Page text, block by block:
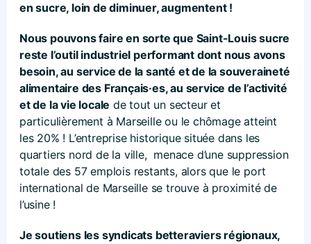
en sucre, loin de diminuer, augmentent !
Nous pouvons faire en sorte que Saint-Louis sucre
reste l’outil industriel performant dont nous avons
besoin, au service de la santé et de la souveraineté
alimentaire des Français·es, au service de l’activité
et de la vie locale de tout un secteur et
particulièrement à Marseille ou le chômage atteint
les 20% ! L’entreprise historique située dans les
quartiers nord de la ville, menace d’une suppression
totale des 57 emplois restants, alors que le port
international de Marseille se trouve à proximité de
l’usine !
Je soutiens les syndicats betteraviers régionaux,